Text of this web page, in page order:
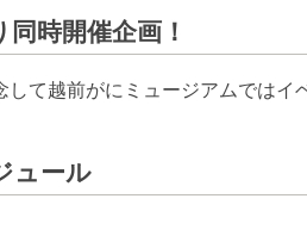
時開催企画！
て越前がにミュージアムではイ
ュール